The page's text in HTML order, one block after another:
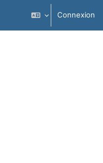
Connexion